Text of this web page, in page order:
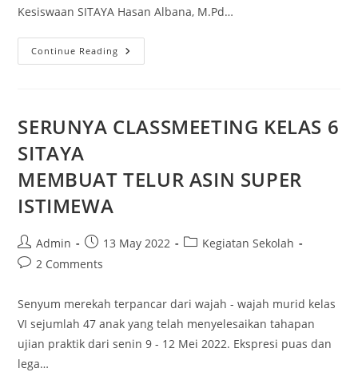
Kesiswaan SITAYA Hasan Albana, M.Pd…
Continue Reading
SERUNYA CLASSMEETING KELAS 6
SITAYA
MEMBUAT TELUR ASIN SUPER
ISTIMEWA
Admin 13 May 2022
Kegiatan Sekolah
2 Comments
Senyum merekah terpancar dari wajah - wajah murid kelas
VI sejumlah 47 anak yang telah menyelesaikan tahapan
ujian praktik dari senin 9 - 12 Mei 2022. Ekspresi puas dan
lega…